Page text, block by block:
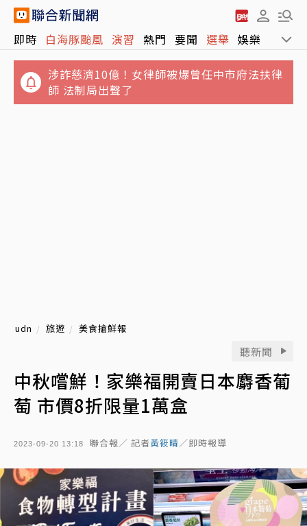
即時 白海豚颱風 演習 熱門 要聞 選舉 娛樂 運動
涉詐慈濟10億！女律師被爆曾任中市府法扶律
師 法制局出聲了
udn 旅遊 美食搶鮮報
聽新聞
中秋嚐鮮！家樂福開賣日本麝香葡
萄 市價8折限量1萬盒
2023-09-20 13:18 聯合報／ 記者黃筱晴／即時報導